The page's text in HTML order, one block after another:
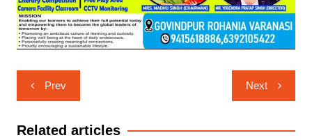
Post
navigation
Prev Next
Related articles